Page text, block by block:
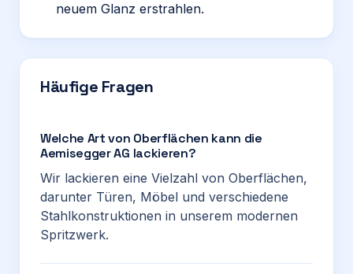
neuem Glanz erstrahlen.
Häufige Fragen
Welche Art von Oberflächen kann die
Aemisegger AG lackieren?
Wir lackieren eine Vielzahl von Oberflächen,
darunter Türen, Möbel und verschiedene
Stahlkonstruktionen in unserem modernen
Spritzwerk.